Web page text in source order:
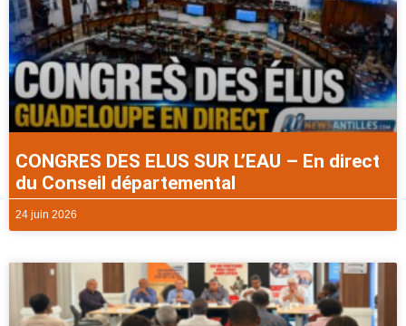
CONGRES DES ELUS SUR L’EAU – En direct
du Conseil départemental
24 juin 2026